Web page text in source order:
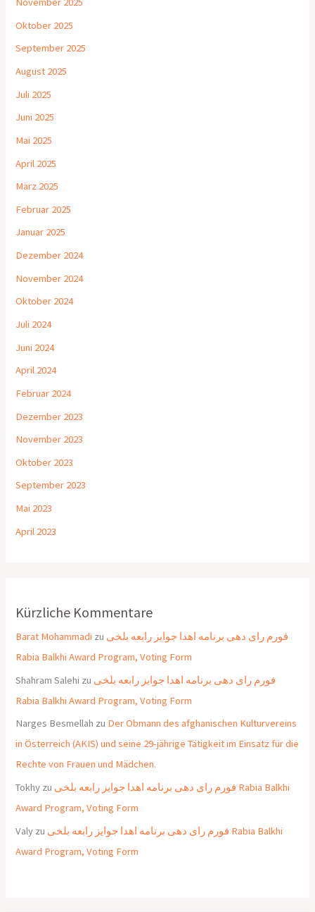
Oktober 2025
September 2025
August 2025
Juli 2025
Juni 2025
Mai 2025
April 2025
März 2025
Februar 2025
Januar 2025
Dezember 2024
November 2024
Oktober 2024
Juli 2024
Juni 2024
April 2024
Februar 2024
Dezember 2023
November 2023
Oktober 2023
September 2023
Mai 2023
April 2023
Kürzliche Kommentare
Barat Mohammadi zu فورم رای دهی برنامه اهدا جوایز رابعه بلخی
Rabia Balkhi Award Program, Voting Form
Shahram Salehi zu فورم رای دهی برنامه اهدا جوایز رابعه بلخی
Rabia Balkhi Award Program, Voting Form
Narges Besmellah zu Der Obmann des afghanischen Kulturvereins
in Österreich (AKIS) und seine 29-jährige Tätigkeit im Einsatz für die
Rechte von Frauen und Mädchen.
Tokhy zu فورم رای دهی برنامه اهدا جوایز رابعه بلخی Rabia Balkhi
Award Program, Voting Form
Valy zu فورم رای دهی برنامه اهدا جوایز رابعه بلخی Rabia Balkhi
Award Program, Voting Form